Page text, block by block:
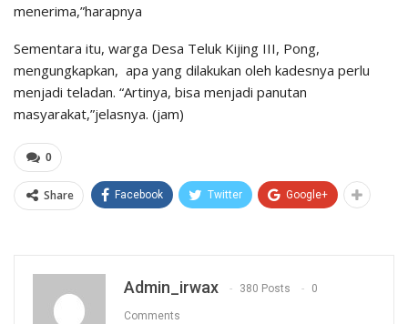
menerima,”harapnya
Sementara itu, warga Desa Teluk Kijing III, Pong,
mengungkapkan, apa yang dilakukan oleh kadesnya perlu
menjadi teladan. “Artinya, bisa menjadi panutan
masyarakat,”jelasnya. (jam)
0
Share Facebook Twitter Google+
Admin_irwax 380 Posts 0
Comments